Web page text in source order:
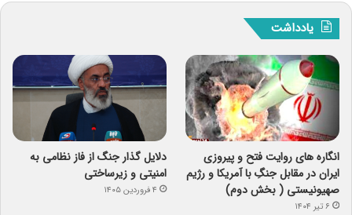
یادداشت
انگاره های روایت فتح و پیروزی
ایران در مقابل جنگِ با آمریکا و رژیم
صهیونیستی ( بخش دوم)
۶ تیر ۱۴۰۴
دلایل گذار جنگ از فاز نظامی به
امنیتی و زیرساختی
۴ فروردین ۱۴۰۵